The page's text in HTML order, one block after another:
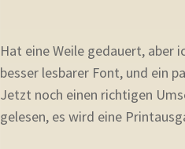
Hat eine Weile gedauert, aber
besser lesbarer Font, und ein
Jetzt noch einen richtigen
gelesen, es wird eine